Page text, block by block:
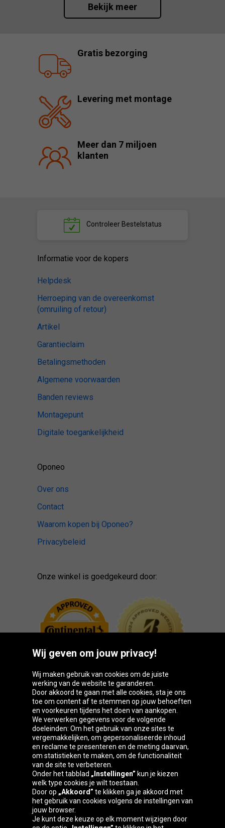
Bekijk meer
Gratis bezorging
Levering met montage
Meer dan 7 miljoen
klanten
ControleerBestelstatus
Informatie voor de kopers
Helpdesk
Herroeping van de overeenkomst
(omruiling of retour)
Artikel
Garantieclaim
Betalingsmethoden
Algemene voorwaarden
Banden reviews
Montagepunt
Digitale toegankelijkheid
Oponeo
Over ons
Contact
Waarom kopen bij Oponeo?
Privacybeleid
Onze winkel is goedgekeurd door:
Oponeo-groep
Belgique
Česká
republika
Deutschland Éire
España France Italia Magyarország
Wij geven om jouw privacy!
Wij maken gebruik van cookies om de juiste
werking van de website te garanderen.
Door akkoord te gaan met alle cookies, sta je ons
toe om content af te stemmen op jouw behoeften
en voorkeuren tijdens het doen van aankopen.
We verwerken gegevens voor de volgende
doeleinden: Om het gebruik van onze sites te
vergemakkelijken, om gepersonaliseerde inhoud
en reclame te presenteren en de meting daarvan,
om statistieken te maken, om de functionaliteit
van de site te verbeteren.
Onder het tabblad „Instellingen” kun je kiezen
welk type cookies je wilt toestaan.
Door op „Akkoord” te klikken ga je akkoord met
het gebruik van cookies volgens de instellingen van
jouw browser.
Je kunt deze keuze op elk moment wijzigen door